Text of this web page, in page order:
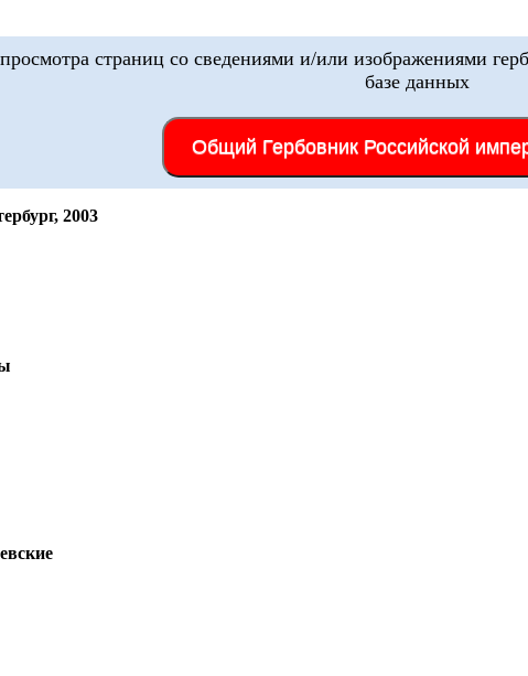
страниц со сведениями и/или изображениями
базе данных
Общий Гербовник Российской
2003